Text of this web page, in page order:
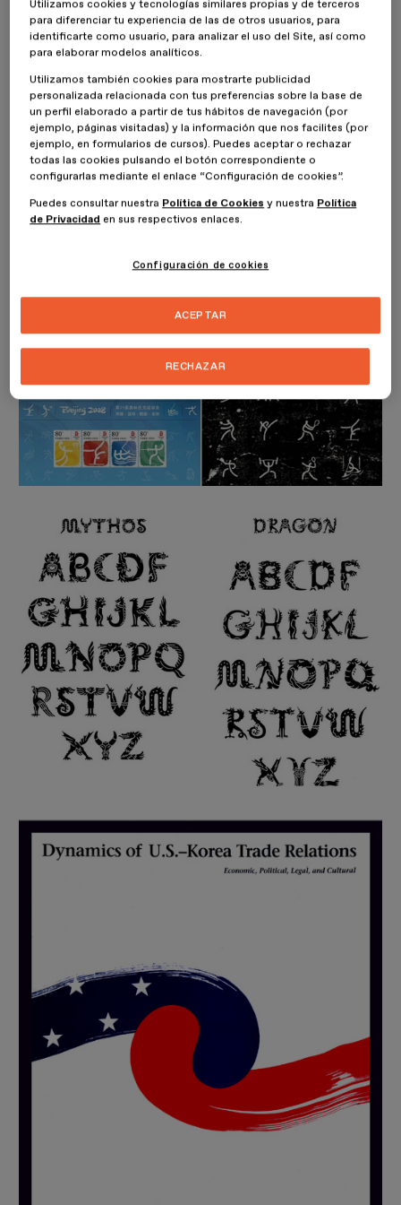
Ming Wang es decano de la Escuela de Diseño CAFA, Central
China School of Art & Design, una de las más prestigiosas de
China. Fue el responsable del Diseño de los juegos Olímpicos de
Beijing. Quizás por su formación en EEU su mirada del diseño es
muy global y diversa, aunque sin olvidar los valores gráficos chinos.
Mezcla modernidad con la tradición asiática, la cultura caligráfica
con la cultura alfabética, el racionalismo y el deconstructivismo, la
manualidad y la tecnología.
Utilizamos cookies y tecnologías similares propias y de terceros
para diferenciar tu experiencia de las de otros usuarios, para
identificarte como usuario, para analizar el uso del Site, así como
para elaborar modelos analíticos.
Utilizamos también cookies para mostrarte publicidad
personalizada relacionada con tus preferencias sobre la base de
un perfil elaborado a partir de tus hábitos de navegación (por
ejemplo, páginas visitadas) y la información que nos facilites (por
ejemplo, en formularios de cursos). Puedes aceptar o rechazar
todas las cookies pulsando el botón correspondiente o
configurarlas mediante el enlace “Configuración de cookies”.
Puedes consultar nuestra Política de Cookies y nuestra Política
de Privacidad en sus respectivos enlaces.
Configuración de cookies
RECHAZAR
ACEPTAR